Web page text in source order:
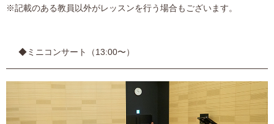
※記載のある教員以外がレッスンを行う場合もございます。
◆ミニコンサート（13:00〜）